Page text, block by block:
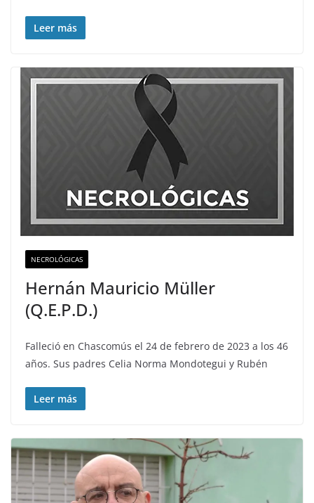
Leer más
NECROLÓGICAS
Hernán Mauricio Müller
(Q.E.P.D.)
Falleció en Chascomús el 24 de febrero de 2023 a los 46
años. Sus padres Celia Norma Mondotegui y Rubén
Leer más